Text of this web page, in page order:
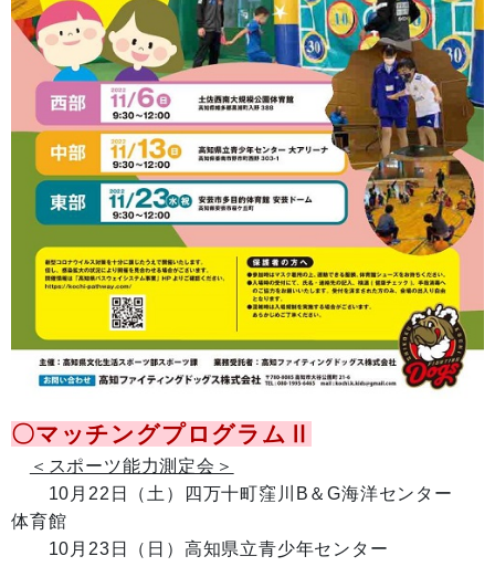
〇マッチングプログラムⅡ
＜スポーツ能力測定会＞
10月22日（土）四万十町窪川B＆G海洋センター
体育館
10月23日（日）高知県立青少年センター